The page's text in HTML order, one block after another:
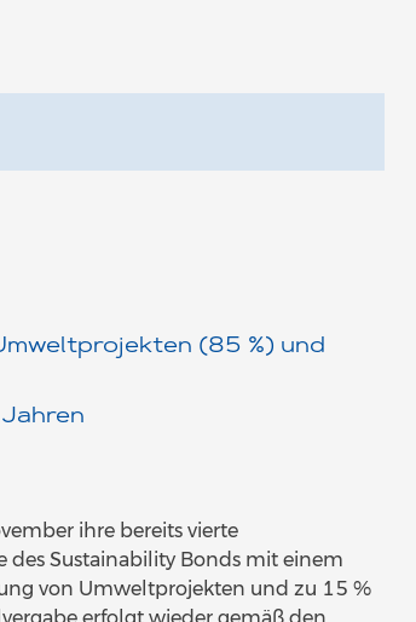
(85 %) und
ihre bereits vierte
des Sustainability Bonds mit einem
von Umweltprojekten und zu 15 %